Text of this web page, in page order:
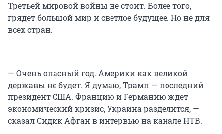
Третьей мировой войны не стоит. Более того,
грядет большой мир и светлое будущее. Но не для
всех стран.
— Очень опасный год. Америки как великой
державы не будет. Я думаю, Трамп — последний
президент США. Францию и Германию ждет
экономический кризис, Украина разделится, —
сказал Сидик Афган в интервью на канале НТВ.